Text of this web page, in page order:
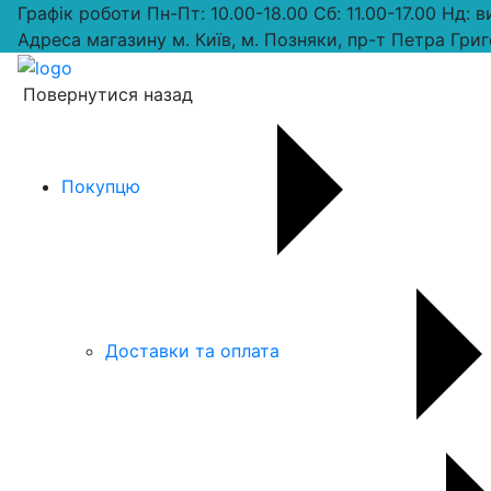
Графік роботи Пн-Пт: 10.00-18.00 Сб: 11.00-17.00 Нд:
Адреса магазину м. Київ, м. Позняки, пр-т Петра
Повернутися назад
Покупцю
Доставки та оплата